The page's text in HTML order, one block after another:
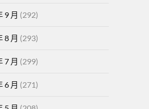
9 月 (292)
8 月 (293)
7 月 (299)
6 月 (271)